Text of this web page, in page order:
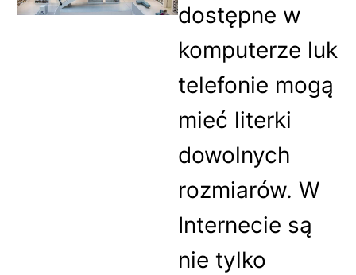
dostępne w
komputerze luk
telefonie mogą
mieć literki
dowolnych
rozmiarów. W
Internecie są
nie tylko